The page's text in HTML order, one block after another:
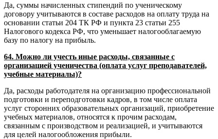
Да, суммы начисленных стипендий по ученическому
договору учитываются в составе расходов на оплату труда на
основании статьи 204 ТК РФ и пункта 23 статьи 255
Налогового кодекса РФ, что уменьшает налогооблагаемую
базу по налогу на прибыль.
64. Можно ли учесть иные расходы, связанные с
организацией ученичества (оплата услуг преподавателей,
учебные материалы)?
Да, расходы работодателя на организацию профессиональной
подготовки и переподготовки кадров, в том числе оплата
услуг сторонних образовательных организаций, приобретение
учебных материалов, относятся к прочим расходам,
связанным с производством и реализацией, и учитываются
для целей налогообложения прибыли.